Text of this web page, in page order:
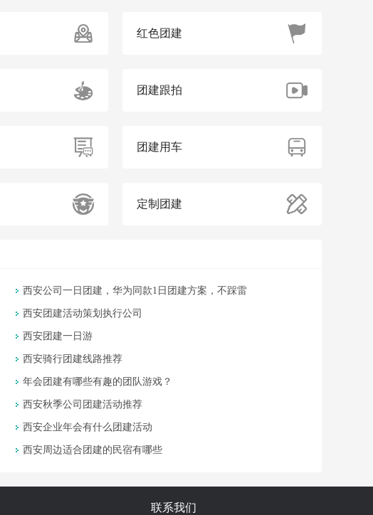
红色团建
团建跟拍
团建用车
定制团建
西安公司一日团建，华为同款1日团建方案，不踩雷
西安团建活动策划执行公司
西安团建一日游
西安骑行团建线路推荐
年会团建有哪些有趣的团队游戏？
西安秋季公司团建活动推荐
西安企业年会有什么团建活动
西安周边适合团建的民宿有哪些
联系我们